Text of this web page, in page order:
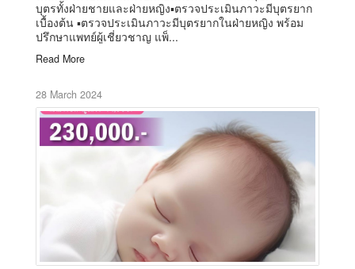
บุตรทั้งฝ่ายชายและฝ่ายหญิง▪️ตรวจประเมินภาวะมีบุตรยาก
เบื้องต้น ▪️ตรวจประเมินภาวะมีบุตรยากในฝ่ายหญิง พร้อม
ปรึกษาแพทย์ผู้เชี่ยวชาญ แพ็...
Read More
28 March 2024